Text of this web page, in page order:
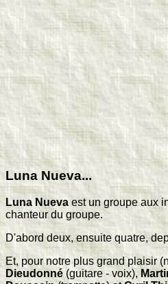
Luna Nueva...
Luna Nueva est un groupe aux
chanteur du groupe.
D'abord deux, ensuite quatre,
Et, pour notre plus grand plaisir
Dieudonné(guitare - voix),